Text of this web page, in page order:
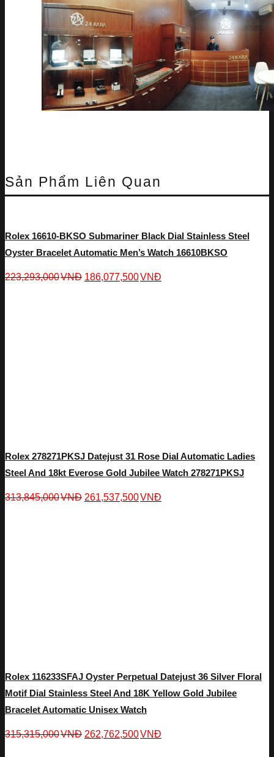
Sản Phẩm Liên Quan
Rolex 16610-BKSO Submariner Black Dial Stainless Steel
Oyster Bracelet Automatic Men’s Watch 16610BKSO
223,293,000VNĐ 186,077,500VNĐ
Rolex 278271PKSJ Datejust 31 Rose Dial Automatic Ladies
Steel And 18kt Everose Gold Jubilee Watch 278271PKSJ
313,845,000VNĐ 261,537,500VNĐ
Rolex 116233SFAJ Oyster Perpetual Datejust 36 Silver Floral
Motif Dial Stainless Steel And 18K Yellow Gold Jubilee
Bracelet Automatic Unisex Watch
315,315,000VNĐ 262,762,500VNĐ